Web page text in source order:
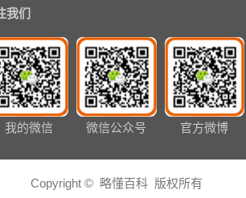
我们
我的微信 微信公众号 官方微博
Copyright © 略懂百科 版权所有